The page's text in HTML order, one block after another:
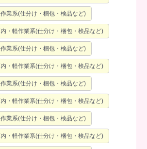
業系(仕分け・梱包・検品など)
・軽作業系(仕分け・梱包・検品など)
業系(仕分け・梱包・検品など)
・軽作業系(仕分け・梱包・検品など)
業系(仕分け・梱包・検品など)
・軽作業系(仕分け・梱包・検品など)
業系(仕分け・梱包・検品など)
・軽作業系(仕分け・梱包・検品など)